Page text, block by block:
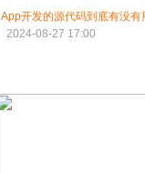
App开发的源代码到底有没有
2024-08-27 17:00